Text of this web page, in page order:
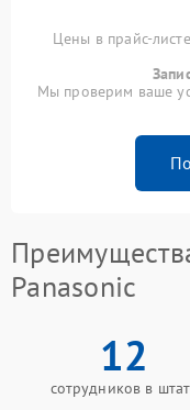
Цены в прайс-
Мы проверим ваше
Panasonic
12
сотрудников в